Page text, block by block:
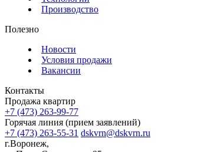
Производство
Полезно
Новости
Условия продажи
Вакансии
Контакты
Продажа квартир
+7 (473) 263-99-77
Горячая линия (прием заявлений)
+7 (473) 263-55-31 dskvrn@dskvrn.ru
г.Воронеж,